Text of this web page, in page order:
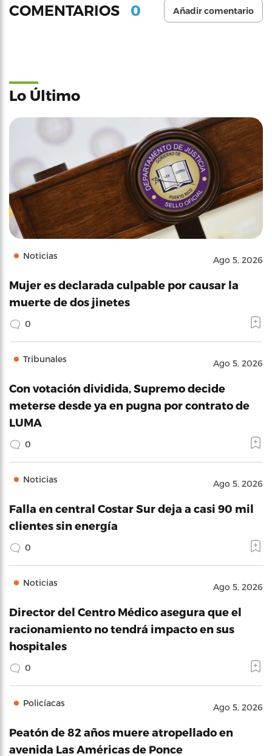
COMENTARIOS 0 Añadir comentario
Lo Último
Noticias Ago 5, 2026
Mujer es declarada culpable por causar la
muerte de dos jinetes
0
Tribunales Ago 5, 2026
Con votación dividida, Supremo decide
meterse desde ya en pugna por contrato de
LUMA
0
Noticias Ago 5, 2026
Falla en central Costar Sur deja a casi 90 mil
clientes sin energía
0
Noticias Ago 5, 2026
Director del Centro Médico asegura que el
racionamiento no tendrá impacto en sus
hospitales
0
Policíacas Ago 5, 2026
Peatón de 82 años muere atropellado en
avenida Las Américas de Ponce